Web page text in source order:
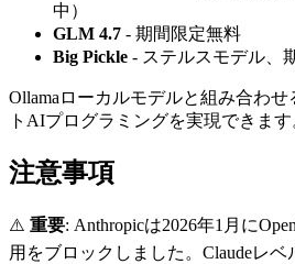
中）
GLM 4.7 - 期間限定無料
Big Pickle - ステルスモデル、
Ollamaローカルモデルと組み合わ
トAIプログラミングを実現できます
注意事項
⚠️ 重要: Anthropicは2026年1月に
用をブロックしました。Claudeレ